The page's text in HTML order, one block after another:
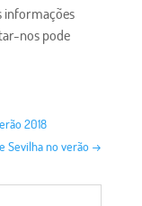
informações
nos pode
2018
Sevilha no verão →